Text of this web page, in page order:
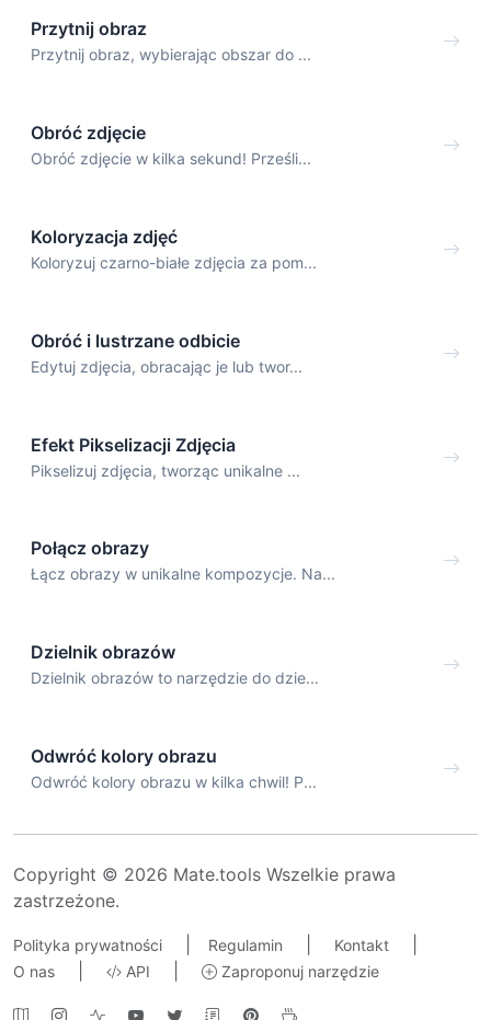
Przytnij obraz
Przytnij obraz, wybierając obszar do ...
Obróć zdjęcie
Obróć zdjęcie w kilka sekund! Prześli...
Koloryzacja zdjęć
Koloryzuj czarno-białe zdjęcia za pom...
Obróć i lustrzane odbicie
Edytuj zdjęcia, obracając je lub twor...
Efekt Pikselizacji Zdjęcia
Pikselizuj zdjęcia, tworząc unikalne ...
Połącz obrazy
Łącz obrazy w unikalne kompozycje. Na...
Dzielnik obrazów
Dzielnik obrazów to narzędzie do dzie...
Odwróć kolory obrazu
Odwróć kolory obrazu w kilka chwil! P...
Copyright © 2026 Mate.tools Wszelkie prawa
zastrzeżone.
Polityka prywatności Regulamin Kontakt
O nas API Zaproponuj narzędzie